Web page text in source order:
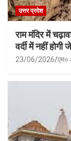
उत्तर प्रदेश
राम मंदिर में
वर्दी में नहीं होगी
23/06/2026 एम०